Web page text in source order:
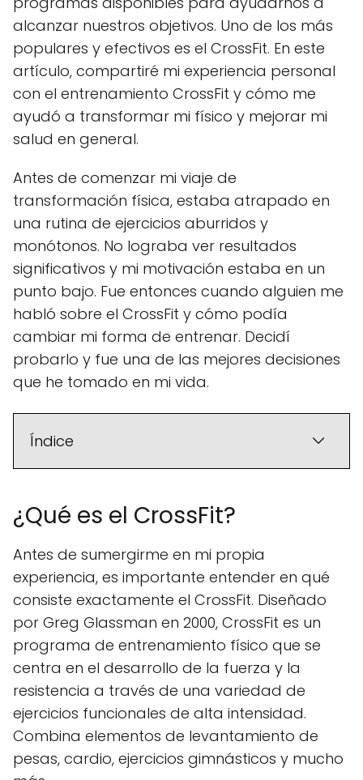
alcanzar nuestros objetivos. Uno de los más
populares y efectivos es el CrossFit. En este
artículo, compartiré mi experiencia personal
con el entrenamiento CrossFit y cómo me
ayudó a transformar mi físico y mejorar mi
salud en general.
Antes de comenzar mi viaje de
transformación física, estaba atrapado en
una rutina de ejercicios aburridos y
monótonos. No lograba ver resultados
significativos y mi motivación estaba en un
punto bajo. Fue entonces cuando alguien me
habló sobre el CrossFit y cómo podía
cambiar mi forma de entrenar. Decidí
probarlo y fue una de las mejores decisiones
que he tomado en mi vida.
Índice
¿Qué es el CrossFit?
Antes de sumergirme en mi propia
experiencia, es importante entender en qué
consiste exactamente el CrossFit. Diseñado
por Greg Glassman en 2000, CrossFit es un
programa de entrenamiento físico que se
centra en el desarrollo de la fuerza y ​​la
resistencia a través de una variedad de
ejercicios funcionales de alta intensidad.
Combina elementos de levantamiento de
pesas, cardio, ejercicios gimnásticos y mucho